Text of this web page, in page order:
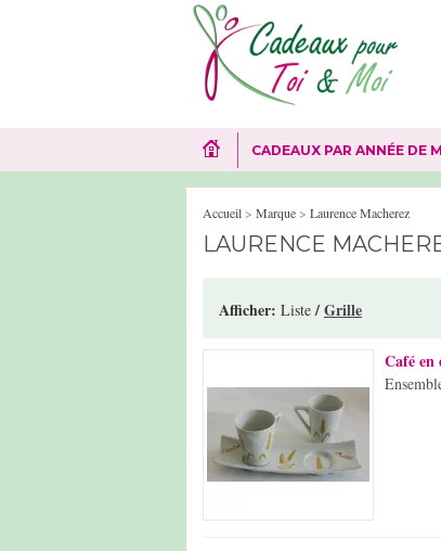
CADEAUX PAR ANNÉE DE
Accueil> Marque> Laurence Macherez
LAURENCE
Afficher: Liste/Grille
Café en